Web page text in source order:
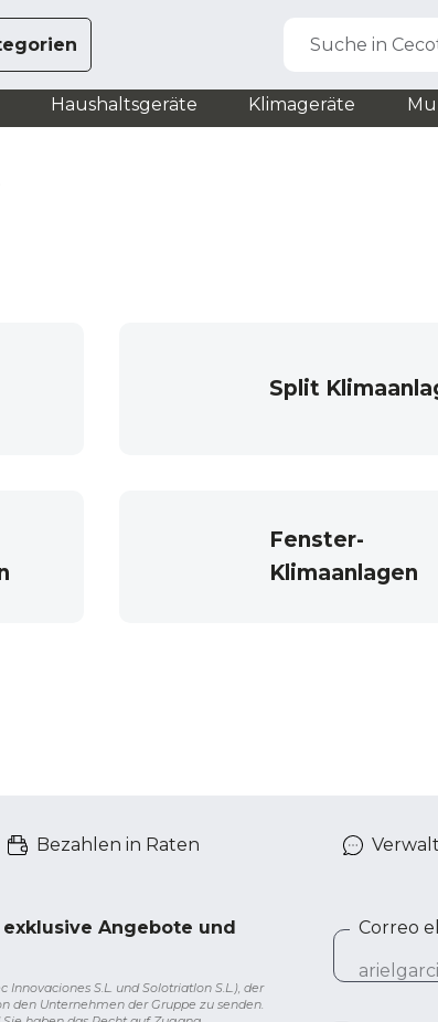
Suche in
Haushaltsgeräte Klimageräte
Split
Fenster-
Klimaanlagen
Bezahlen in Raten
Angebote und
S.L. und Solotriatlon S.L.), der
den Unternehmen der Gruppe zu senden.
Correo